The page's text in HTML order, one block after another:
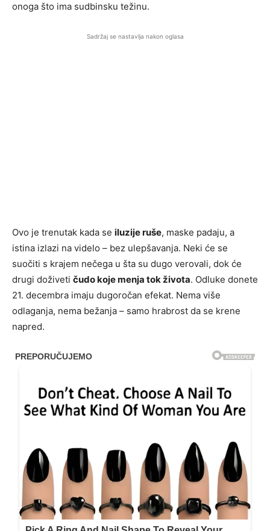
onoga što ima sudbinsku težinu.
Sadržaj se nastavlja nakon oglasa
Ovo je trenutak kada se iluzije ruše, maske padaju, a
istina izlazi na videlo – bez ulepšavanja. Neki će se
suočiti s krajem nečega u šta su dugo verovali, dok će
drugi doživeti čudo koje menja tok života. Odluke donete
21. decembra imaju dugoročan efekat. Nema više
odlaganja, nema bežanja – samo hrabrost da se krene
napred.